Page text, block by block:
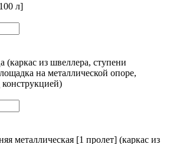
л]
(каркас из швеллера, ступени
на металлической опоре,
конструкцией)
металлическая [1 пролет] (каркас из